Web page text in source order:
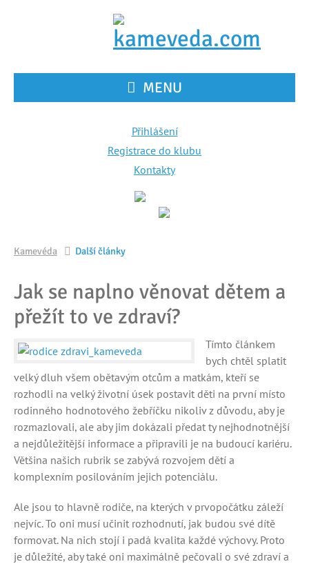
MENU
Přihlášení
Registrace do klubu
Kontakty
Kamevéda Další články
Jak se naplno věnovat dětem a
přežít to ve zdraví?
Tímto článkem
bych chtěl splatit
velký dluh všem obětavým otcům a matkám, kteří se
rozhodli na velký životní úsek postavit děti na první místo
rodinného hodnotového žebříčku nikoliv z důvodu, aby je
rozmazlovali, ale aby jim dokázali předat ty nejhodnotnější
a nejdůležitější informace a připravili je na budoucí kariéru.
Většina našich rubrik se zabývá rozvojem dětí a
komplexním posilováním jejich potenciálu.
Ale jsou to hlavně rodiče, na kterých v prvopočátku záleží
nejvíc. To oni musí učinit rozhodnutí, jak budou své dítě
formovat. Na nich stojí i padá kvalita každé výchovy. Proto
je důležité, aby také oni maximálně pečovali o své zdraví a